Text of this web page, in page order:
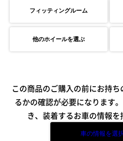
フィッティングルーム
他のホイールを選ぶ
この商品のご購入の前にお持
るかの確認が必要になります。
き、装着するお車の情報を
車の情報を選